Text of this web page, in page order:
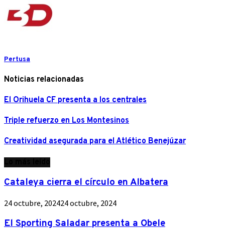
Pertusa
Noticias relacionadas
El Orihuela CF presenta a los centrales
Triple refuerzo en Los Montesinos
Creatividad asegurada para el Atlético Benejúzar
Cataleya cierra el círculo en Albatera
24 octubre, 202424 octubre, 2024
El Sporting Saladar presenta a Obele